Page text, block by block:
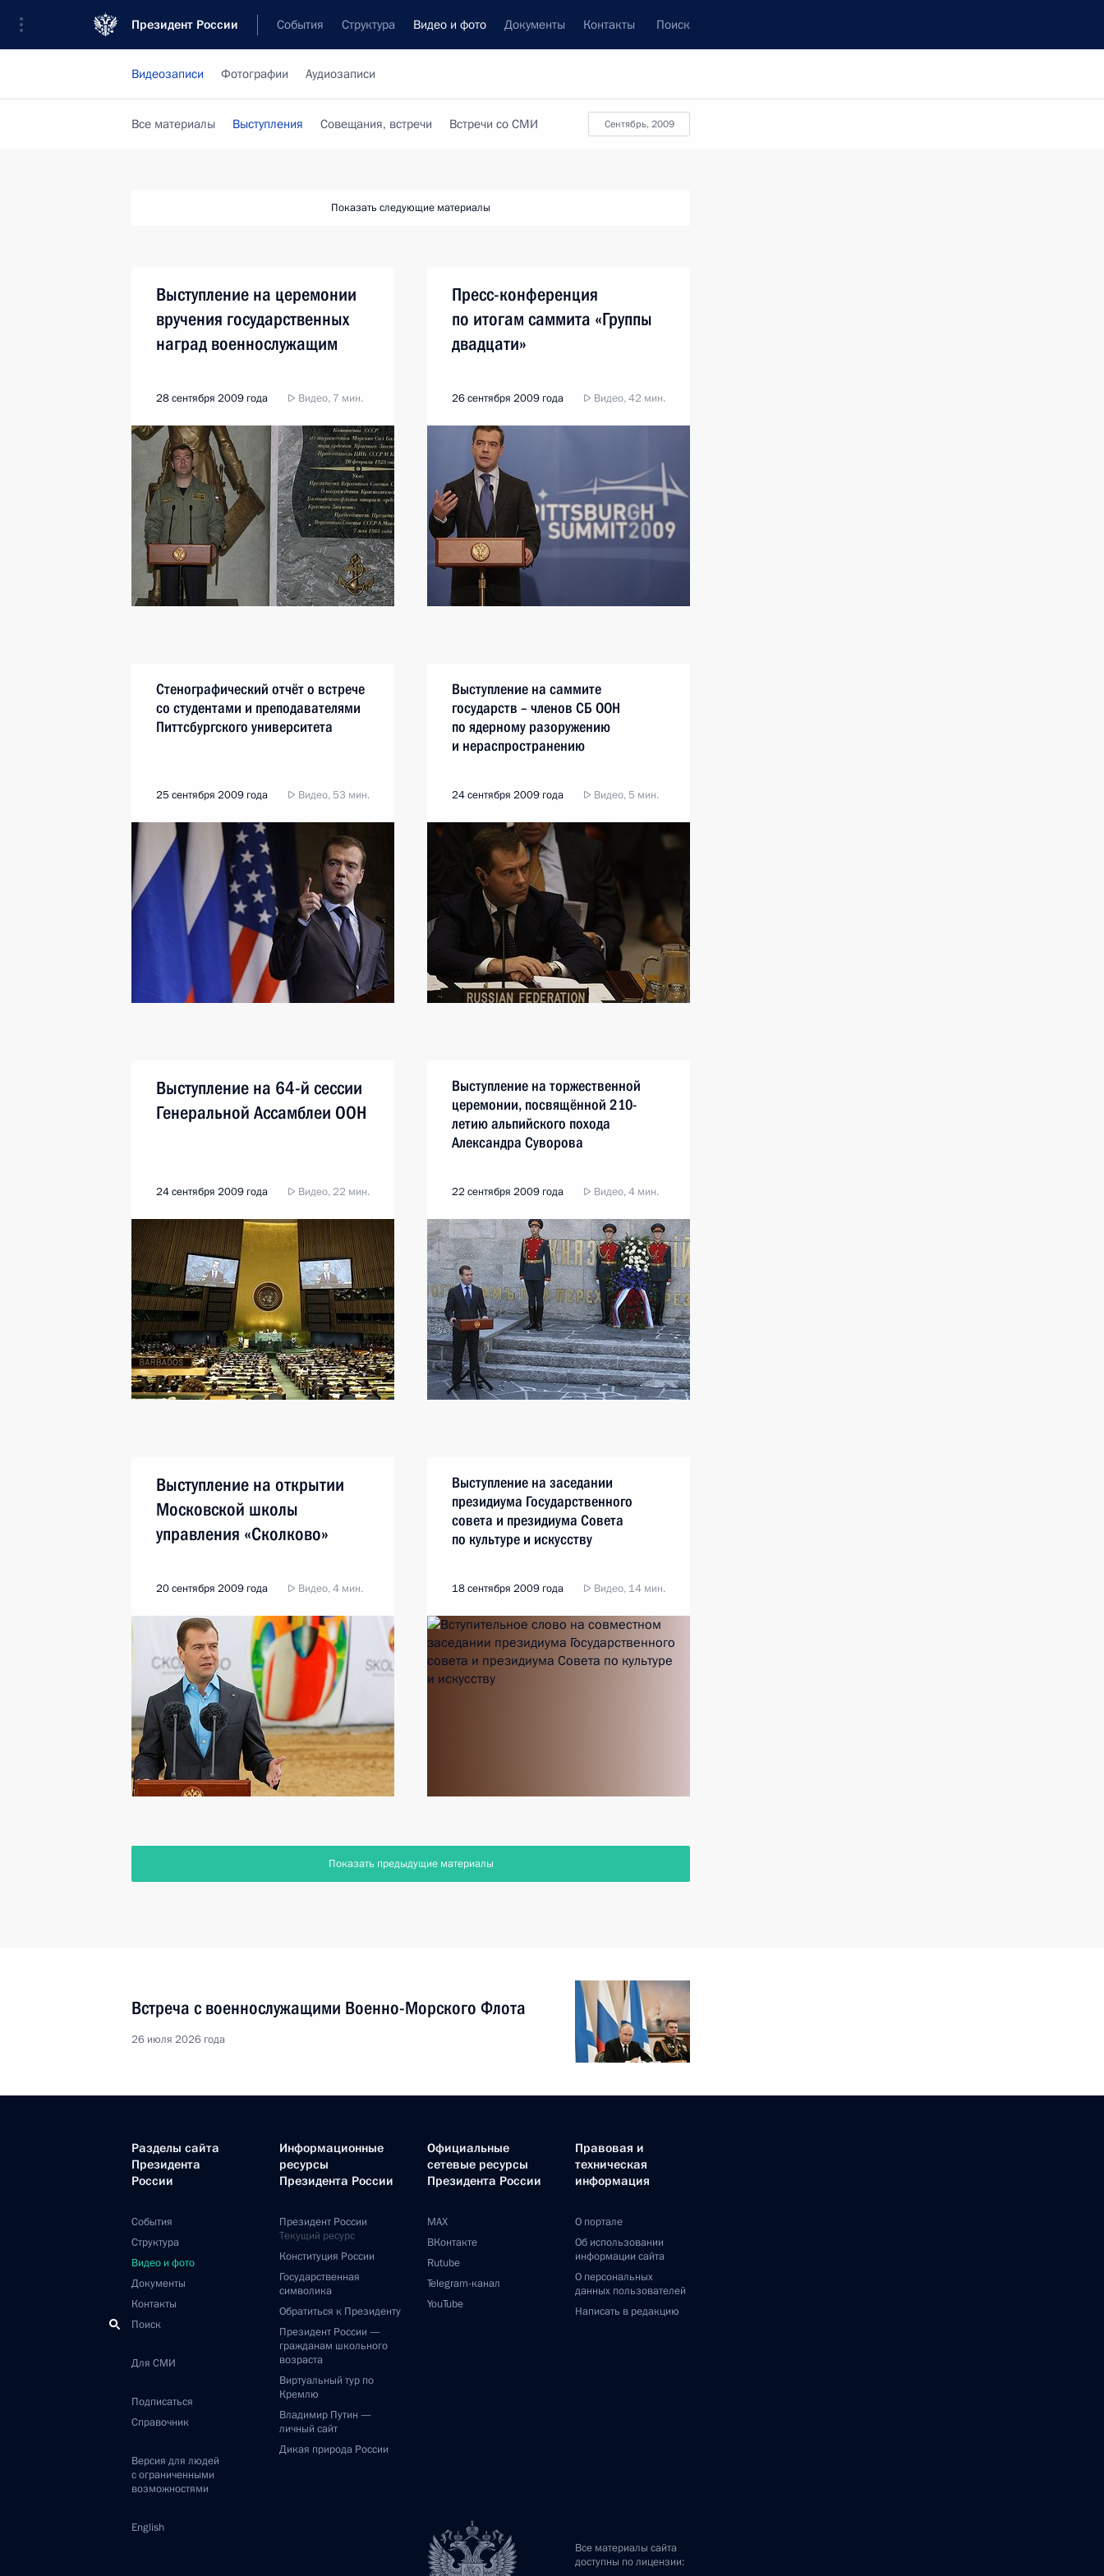
Президент России События Структура Видео и фото Документы Контакты Поиск
Видеозаписи Фотографии Аудиозаписи
сентябрь, 2009
Все материалы Выступления Совещания, встречи Встречи со СМИ
Показать следующие материалы
Выступление на церемонии
вручения государственных
наград военнослужащим
28 сентября 2009 года Видео, 7 мин.
Пресс-конференция
по итогам саммита «Группы
двадцати»
26 сентября 2009 года Видео, 42 мин.
Стенографический отчёт о встрече
со студентами и преподавателями
Питтсбургского университета
25 сентября 2009 года Видео, 53 мин.
Выступление на саммите
государств – членов СБ ООН
по ядерному разоружению
и нераспространению
24 сентября 2009 года Видео, 5 мин.
Выступление на 64-й сессии
Генеральной Ассамблеи ООН
24 сентября 2009 года Видео, 22 мин.
Выступление на торжественной
церемонии, посвящённой 210-
летию альпийского похода
Александра Суворова
22 сентября 2009 года Видео, 4 мин.
Выступление на открытии
Московской школы
управления «Сколково»
20 сентября 2009 года Видео, 4 мин.
Выступление на заседании
президиума Государственного
совета и президиума Совета
по культуре и искусству
18 сентября 2009 года Видео, 14 мин.
Показать предыдущие материалы
Встреча с военнослужащими Военно-Морского Флота
26 июля 2026 года
Разделы сайта
Президента
России
События
Структура
Видео и фото
Документы
Контакты
Поиск
Для СМИ
Подписаться
Справочник
Версия для людей
с ограниченными
возможностями
English
Информационные
ресурсы
Президента России
Президент России
Текущий ресурс
Конституция России
Государственная
символика
Обратиться к Президенту
Президент России —
гражданам школьного
возраста
Виртуальный тур по
Кремлю
Владимир Путин —
личный сайт
Дикая природа России
Официальные
сетевые ресурсы
Президента России
MAX
ВКонтакте
Rutube
Telegram-канал
YouTube
Правовая и
техническая
информация
О портале
Об использовании
информации сайта
О персональных
данных пользователей
Написать в редакцию
Все материалы сайта
доступны по лицензии: